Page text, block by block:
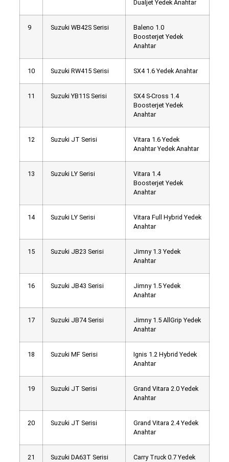
Dualjet Yedek Anahtar
9 Suzuki WB42S Serisi
Baleno 1.0
Boosterjet Yedek
Anahtar
10 Suzuki RW415 Serisi SX4 1.6 Yedek Anahtar
11 Suzuki YB11S Serisi
SX4 S-Cross 1.4
Boosterjet Yedek
Anahtar
12 Suzuki JT Serisi
Vitara 1.6 Yedek
Anahtar Yedek Anahtar
13 Suzuki LY Serisi
Vitara 1.4
Boosterjet Yedek
Anahtar
14 Suzuki LY Serisi
Vitara Full Hybrid Yedek
Anahtar
15 Suzuki JB23 Serisi
Jimny 1.3 Yedek
Anahtar
16 Suzuki JB43 Serisi
Jimny 1.5 Yedek
Anahtar
17 Suzuki JB74 Serisi
Jimny 1.5 AllGrip Yedek
Anahtar
18 Suzuki MF Serisi
Ignis 1.2 Hybrid Yedek
Anahtar
19 Suzuki JT Serisi
Grand Vitara 2.0 Yedek
Anahtar
20 Suzuki JT Serisi
Grand Vitara 2.4 Yedek
Anahtar
21 Suzuki DA63T Serisi
Carry Truck 0.7 Yedek